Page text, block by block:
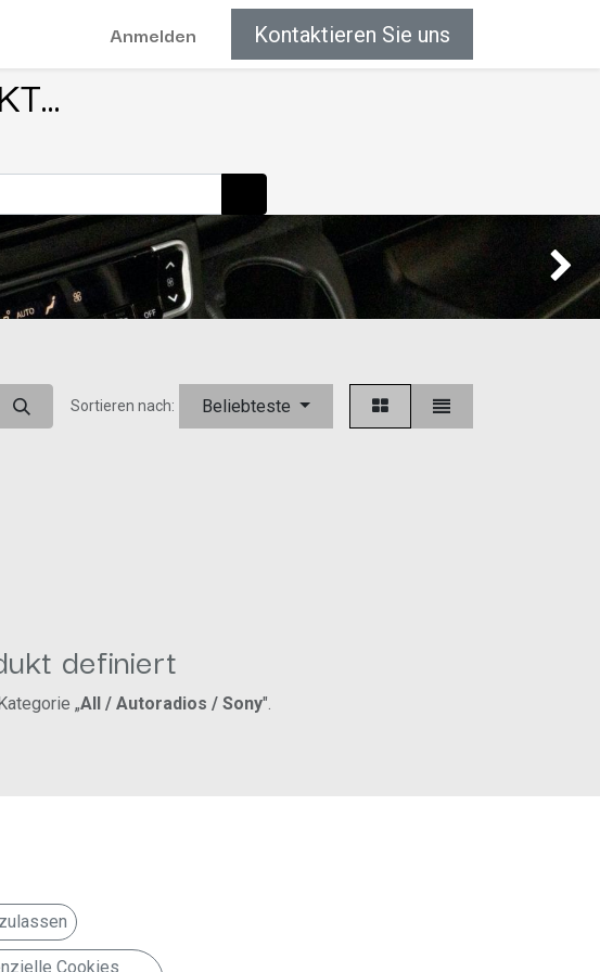
Anmelden Kontaktieren Sie uns
Weiter
Sortieren nach: Beliebteste
definiert
„All / Autoradios / Sony".
Cookies